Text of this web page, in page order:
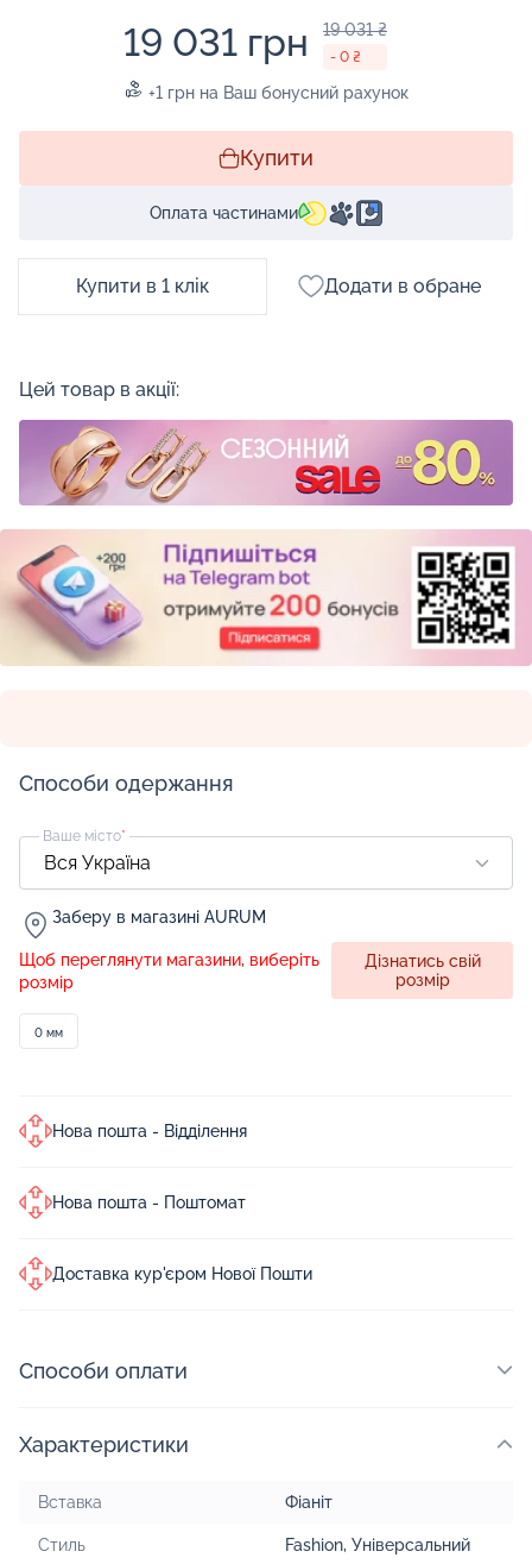
19 031 грн 19 031 ₴
- 0 ₴
+1 грн на Ваш бонусний рахунок
Купити
Оплата частинами
Купити в 1 клік Додати в обране
Цей товар в акції:
Способи одержання
Ваше місто*
Заберу в магазині AURUM
Щоб переглянути магазини, виберіть
розмір
Дізнатись свій
розмір
0 мм
Нова пошта - Відділення
Нова пошта - Поштомат
Доставка кур'єром Нової Пошти
Способи оплати
Характеристики
Вставка Фіаніт
Стиль Fashion, Універсальний